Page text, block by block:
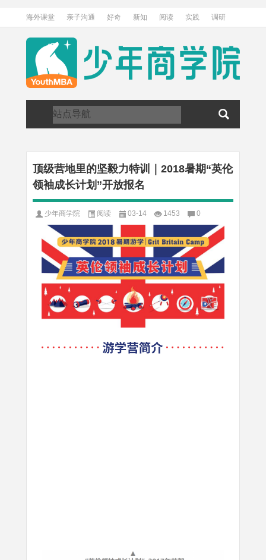
海外课堂 亲子沟通 好奇 新知 阅读 实践 调研
访谈 关于我们
顶级营地里的坚毅力特训｜2018暑期“英伦
领袖成长计划”开放报名
少年商学院 阅读 03-14 1453 0